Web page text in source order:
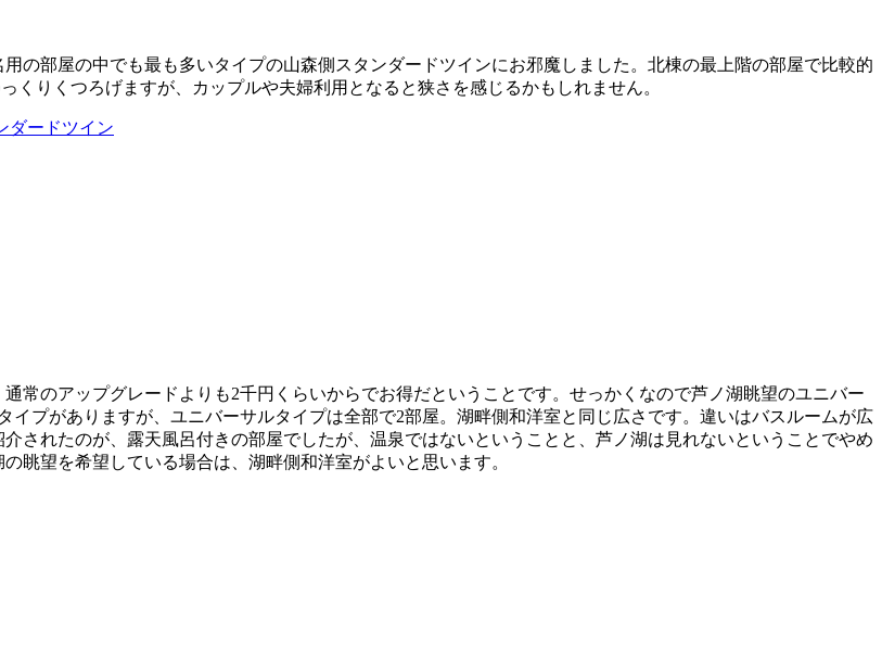
の部屋の中でも最も多いタイプの山森側スタンダードツインにお邪魔しました。北棟の最上階の部屋で比較的
りくつろげますが、カップルや夫婦利用となると狭さを感じるかもしれません。
ダードツイン
常のアップグレードよりも2千円くらいからでお得だということです。せっかくなので芦ノ湖眺望のユニバー
プがありますが、ユニバーサルタイプは全部で2部屋。湖畔側和洋室と同じ広さです。違いはバスルームが広
されたのが、露天風呂付きの部屋でしたが、温泉ではないということと、芦ノ湖は見れないということでやめ
眺望を希望している場合は、湖畔側和洋室がよいと思います。